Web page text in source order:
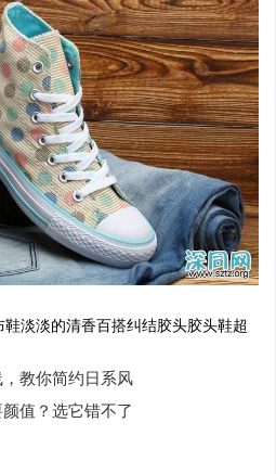
鞋淡淡的清香百搭纠结胶头胶头鞋超
教你简约日系风
值？选它错不了